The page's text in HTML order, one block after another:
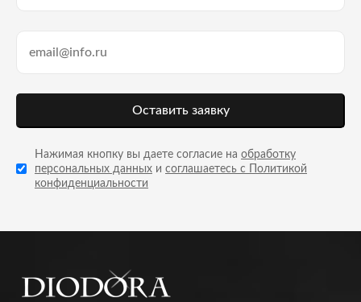
Оставить заявку
Нажимая кнопку вы даете согласие на обработку
персональных данных и соглашаетесь с Политикой
конфиденциальности